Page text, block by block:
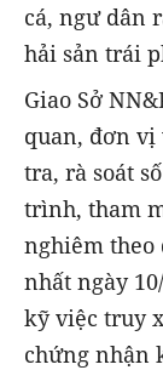
cá, ngư dân
hải sản trái
Giao Sở
quan, đơn
tra, rà soát
trình, tham
nghiêm theo
nhất ngày
kỹ việc truy
chứng nhận